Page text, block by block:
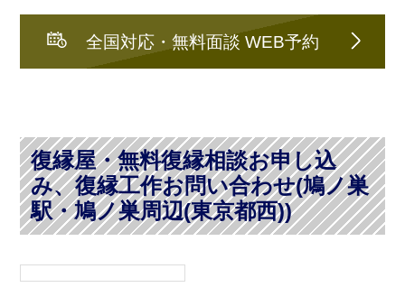
全国対応・無料面談 WEB予約
復縁屋・無料復縁相談お申し込
み、復縁工作お問い合わせ(鳩ノ巣
駅・鳩ノ巣周辺(東京都西))